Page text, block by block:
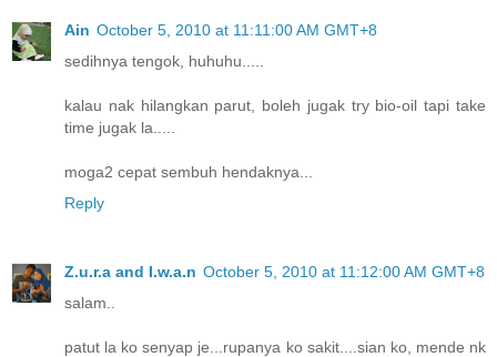
Ain October 5, 2010 at 11:11:00 AM GMT+8
sedihnya tengok, huhuhu.....
kalau nak hilangkan parut, boleh jugak try bio-oil tapi take
time jugak la.....
moga2 cepat sembuh hendaknya...
Reply
Z.u.r.a and I.w.a.n October 5, 2010 at 11:12:00 AM GMT+8
salam..
patut la ko senyap je...rupanya ko sakit....sian ko, mende nk